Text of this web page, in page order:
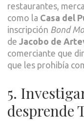
restaurantes,
como la Casa del
inscripción Bond
de Jacobo de
comerciante que
que les prohibía
5.
desprende